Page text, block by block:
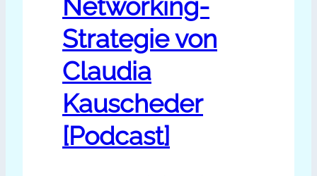
Networking-
Strategie von
Claudia
Kauscheder
[Podcast]